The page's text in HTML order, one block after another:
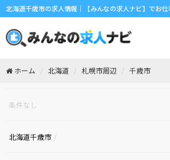
北海道千歳市の求人情報｜【みんなの求人ナビ】でお仕
ホーム 北海道 札幌市周辺 千歳市
条件なし
北海道千歳市